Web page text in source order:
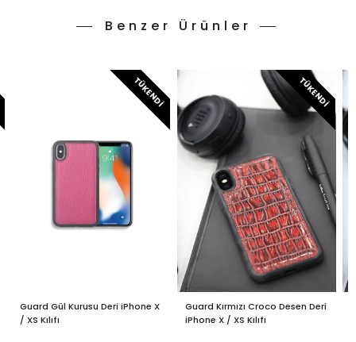
Benzer Ürünler
TÜKENDI
Guard Gül Kurusu Deri iPhone X
/ XS Kılıfı
TÜKENDI
Guard Kırmızı Croco Desen Deri
iPhone X / XS Kılıfı